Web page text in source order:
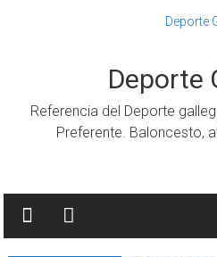
Deporte
Referencia del Deporte
Preferente. Baloncesto,